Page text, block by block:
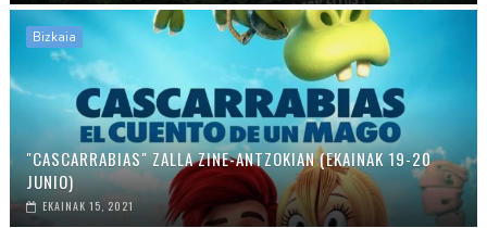
Bizkaia
"CASCARRABIAS" ZALLA ZINE-ANTZOKIAN (EKAINAK 19-20
JUNIO)
EKAINAK 15, 2021